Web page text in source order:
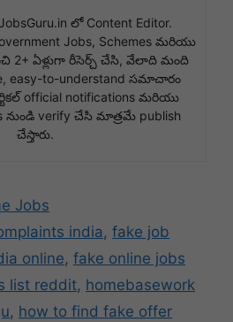
లో Content Editor.
Jobs, Schemes మరియు
2+ ఏళ్లుగా రీసెర్చ్ చేసి, వేలాది మంది
easy-to-understand సమాచారం
official notifications మరియు
నుండి verify చేసి మాత్రమే publish
చేస్తారు.
Jobs
india,fake job
online, fake online jobs
list reddit, homebasework
, how to find fake offer